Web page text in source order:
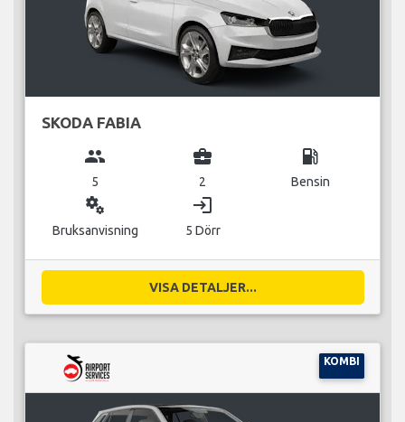
SKODA FABIA
group
5
business_center
2
local_gas_station
Bensin
miscellaneous_services
Bruksanvisning
login
5 Dörr
VISA DETALJER...
KOMBI